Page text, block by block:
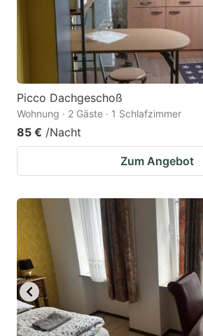
to
get
the
keyboard
shortcuts
for
changing
Picco Dachgeschoß
Wohnung · 2 Gäste · 1 Schlafzimmer
85 € /Nacht
Zum Angebot